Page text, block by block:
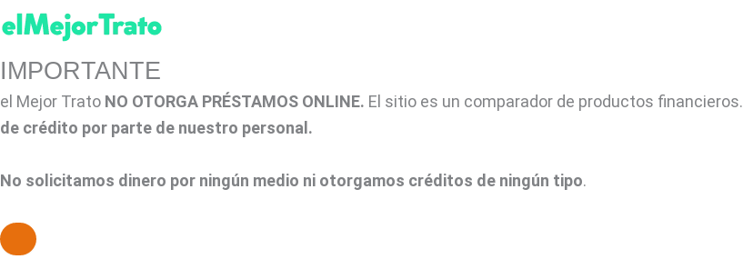
IMPORTANTE
el Mejor Trato NO OTORGA PRÉSTAMOS ONLINE. El sitio es un comparador de productos financieros.
de crédito por parte de nuestro personal.
No solicitamos dinero por ningún medio ni otorgamos créditos de ningún tipo.